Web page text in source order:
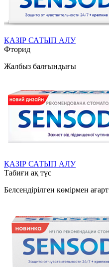
ҚАЗІР САТЫП АЛУ
Фторид
Жалбыз балғындығы
ҚАЗІР САТЫП АЛУ
Табиғи ақ түс
Белсендірілген көмірмен ағарт